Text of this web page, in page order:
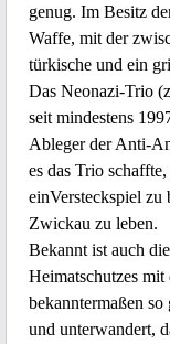
genug. Im Besitz
Waffe, mit der
türkische und ein
Das Neonazi-Trio
seit mindestens
Ableger der Anti-
es das Trio
einVersteckspiel zu
Zwickau zu leben.
Bekannt ist auch
Heimatschutzes
bekanntermaßen
und unterwandert,